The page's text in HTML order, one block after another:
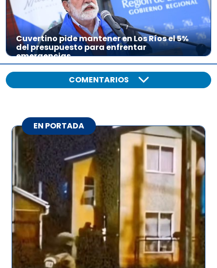
Cuvertino pide mantener en Los Ríos el 5%
del presupuesto para enfrentar
emergencias
COMENTARIOS
EN PORTADA